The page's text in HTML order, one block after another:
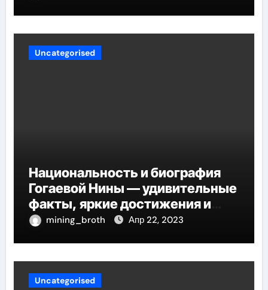
Uncategorised
Национальность и биография
Гогаевой Нины — удивительные
факты, яркие достижения и
потрясающий путь к успеху
mining_broth Апр 22, 2023
Uncategorised